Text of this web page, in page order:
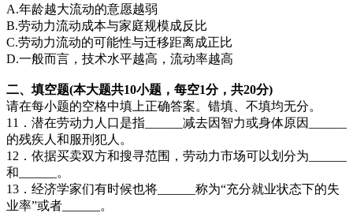
A.年龄越大流动的意愿越弱
B.劳动力流动成本与家庭规模成反比
C.劳动力流动的可能性与迁移距离成正比
D.一般而言，技术水平越高，流动率越高
二、填空题(本大题共10小题，每空1分，共20分)
请在每小题的空格中填上正确答案。错填、不填均无分。
11．潜在劳动力人口是指______减去因智力或身体原因______
的残疾人和服刑犯人。
12．依据买卖双方和搜寻范围，劳动力市场可以划分为______
和______。
13．经济学家们有时候也将______称为“充分就业状态下的失
业率”或者______。